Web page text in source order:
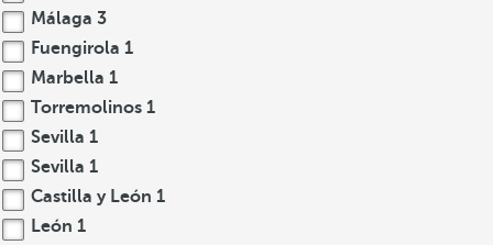
Málaga 3
Fuengirola 1
Marbella 1
Torremolinos 1
Sevilla 1
Sevilla 1
Castilla y León 1
León 1